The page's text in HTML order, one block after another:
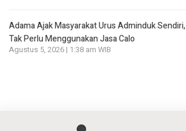
Adama Ajak Masyarakat Urus Adminduk Sendiri,
Tak Perlu Menggunakan Jasa Calo
Agustus 5, 2026 | 1:38 am WIB